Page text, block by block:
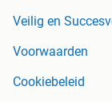
Veilig en
Voorwaarden
Cookiebeleid